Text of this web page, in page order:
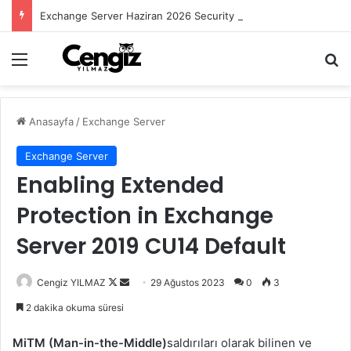
Menü
Anasayfa / Exchange Server
Exchange Server
Enabling Extended
Protection in Exchange
Server 2019 CU14 Default
Cengiz YILMAZ
Follow
Bir
göndermek
29 Ağustos 2023 0 3
2 dakika okuma süresi
MiTM (Man-in-the-Middle)saldırıları olarak bilinen ve